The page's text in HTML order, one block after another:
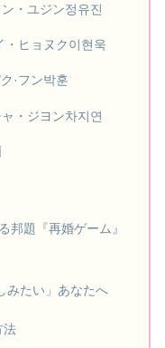
・ユジン정유진
・ヒョヌク이현욱
·フン박훈
・ジヨン차지연
邦題『再婚ゲーム』
みたい」あなたへ
法